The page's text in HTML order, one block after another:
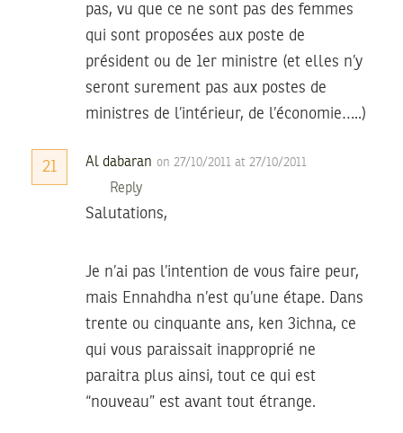
pas, vu que ce ne sont pas des femmes
qui sont proposées aux poste de
président ou de 1er ministre (et elles n’y
seront surement pas aux postes de
ministres de l’intérieur, de l’économie…..)
21 Al dabaran on 27/10/2011 at 27/10/2011
Reply
Salutations,
Je n’ai pas l’intention de vous faire peur,
mais Ennahdha n’est qu’une étape. Dans
trente ou cinquante ans, ken 3ichna, ce
qui vous paraissait inapproprié ne
paraitra plus ainsi, tout ce qui est
“nouveau” est avant tout étrange.